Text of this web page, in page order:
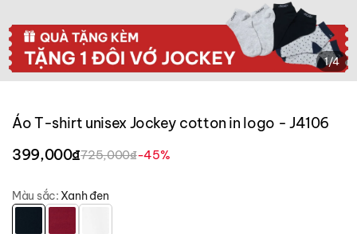
1/4
Áo T-shirt unisex Jockey cotton in logo - J4106
399,000₫725,000₫-45%
Màu sắc: Xanh đen